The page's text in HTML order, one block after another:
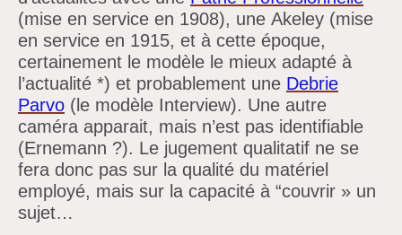
(mise en service en 1908), une Akeley (mise
en service en 1915, et à cette époque,
certainement le modèle le mieux adapté à
l’actualité *) et probablement une Debrie
Parvo (le modèle Interview). Une autre
caméra apparait, mais n’est pas identifiable
(Ernemann ?). Le jugement qualitatif ne se
fera donc pas sur la qualité du matériel
employé, mais sur la capacité à “couvrir » un
sujet…